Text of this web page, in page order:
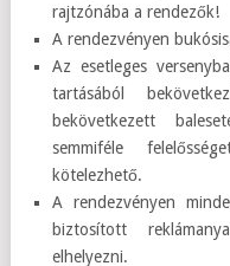
rajtzónába a rendezők!
A rendezvényen
Az esetleges
tartásából
bekövetkezett
semmiféle
kötelezhető.
A rendezvényen
biztosított
elhelyezni.